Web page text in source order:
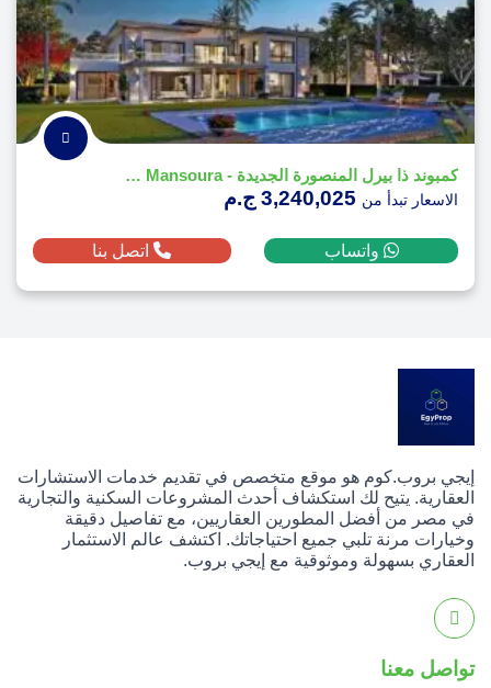
كمبوند ذا بيرل المنصورة الجديدة - The Pearl New Mansoura
الاسعار تبدأ من
واتساب اتصل بنا
إيجي بروب.كوم هو موقع متخصص في تقديم خدمات الاستشارات
العقارية. يتيح لك استكشاف أحدث المشروعات السكنية والتجارية
في مصر من أفضل المطورين العقاريين، مع تفاصيل دقيقة
وخيارات مرنة تلبي جميع احتياجاتك. اكتشف عالم الاستثمار
العقاري بسهولة وموثوقية مع إيجي بروب.
تواصل معنا